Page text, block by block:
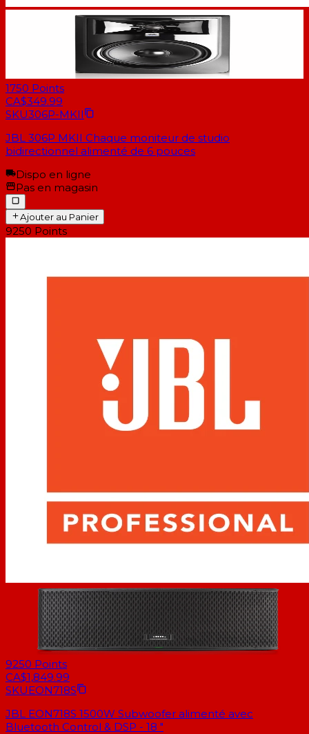
1750 Points
CA$349.99
SKU306P-MKII
JBL 306P MKII Chaque moniteur de studio
bidirectionnel alimenté de 6 pouces
Dispo en ligne
Pas en magasin
Ajouter au Panier
9250 Points
9250 Points
CA$1,849.99
SKUEON718S
JBL EON718S 1500W Subwoofer alimenté avec
Bluetooth Control & DSP - 18 "